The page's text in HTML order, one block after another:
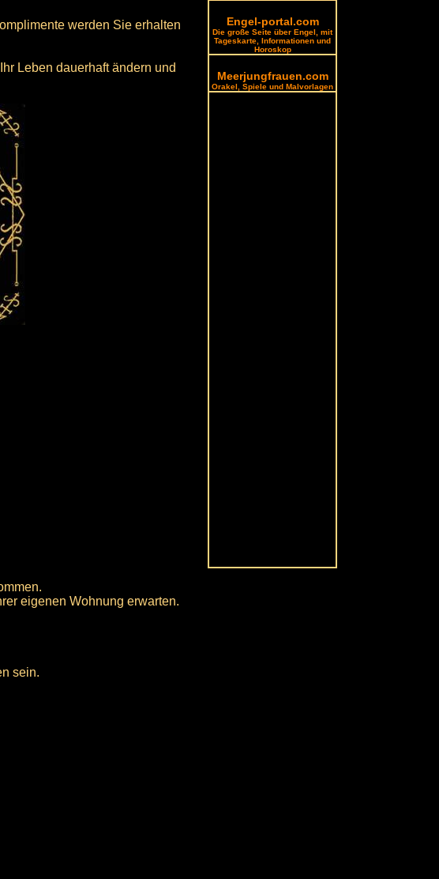
werden Sie erhalten
Leben dauerhaft ändern und
eigenen Wohnung erwarten.
sein.
Engel-portal.com
Die große Seite über Engel, mit
Tageskarte, Informationen und
Horoskop
Meerjungfrauen.com
Orakel, Spiele und Malvorlagen